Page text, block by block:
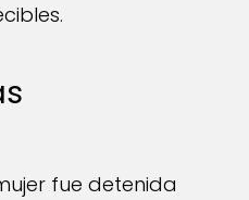
fue detenida